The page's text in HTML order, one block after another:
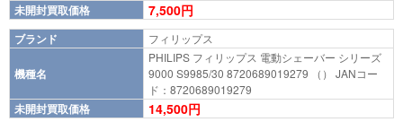
未開封買取価格 7,500円
ブランド フィリップス
機種名
PHILIPS フィリップス 電動シェーバー シリーズ
9000 S9985/30 8720689019279 （） JANコー
ド：8720689019279
未開封買取価格 14,500円